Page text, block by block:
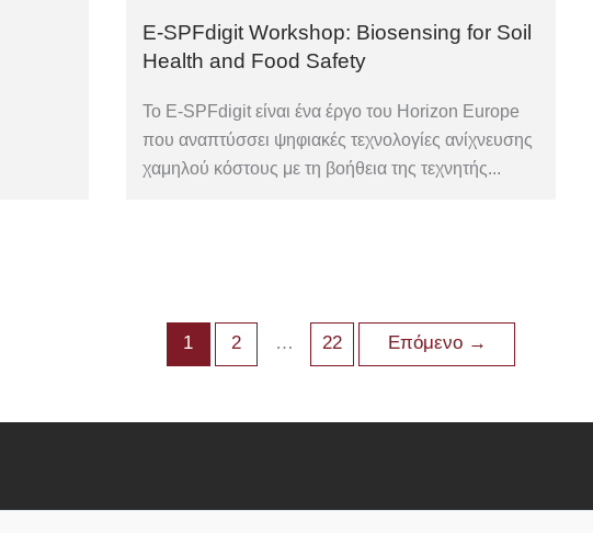
E-SPFdigit Workshop: Biosensing for Soil
Health and Food Safety
Το E-SPFdigit είναι ένα έργο του Horizon Europe
που αναπτύσσει ψηφιακές τεχνολογίες ανίχνευσης
χαμηλού κόστους με τη βοήθεια της τεχνητής...
1 2 … 22 Επόμενο →